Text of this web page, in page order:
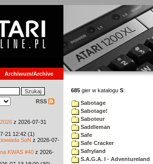
Archiwum/Archive
RSS
z 2026-07-31
21 12:42 (1)
SuN z 2026-07-
KWAS #40 z 2026-
685 gier w katalogu S:
Sabotage
Sabotage!
Saboteur
Saddleman
Safe
Safe Cracker
Safryland
S.A.G.A. I - Adventureland